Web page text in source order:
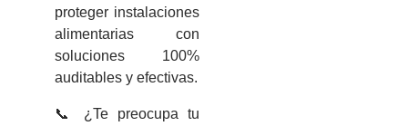
proteger instalaciones
alimentarias con
soluciones 100%
auditables y efectivas.
📞 ¿Te preocupa tu